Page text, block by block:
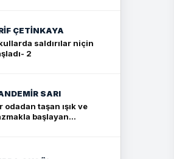
ÇETİNKAYA
saldırılar niçin
2
SARI
odadan taşan ışık ve
başlayan